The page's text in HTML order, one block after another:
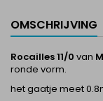
OMSCHRIJVING
Rocailles 11/0 van
ronde vorm.
het gaatje meet